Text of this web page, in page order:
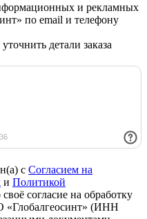
и рекламных
по email и телефону
детали заказа
с Согласием на
и Политикой
согласие на обработку
(ИНН